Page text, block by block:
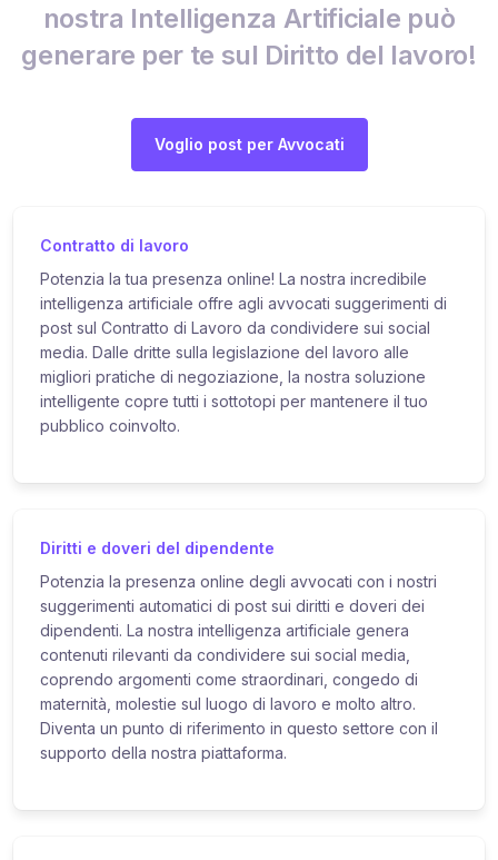
nostra Intelligenza Artificiale può
generare per te sul Diritto del lavoro!
Voglio post per Avvocati
Contratto di lavoro
Potenzia la tua presenza online! La nostra incredibile
intelligenza artificiale offre agli avvocati suggerimenti di
post sul Contratto di Lavoro da condividere sui social
media. Dalle dritte sulla legislazione del lavoro alle
migliori pratiche di negoziazione, la nostra soluzione
intelligente copre tutti i sottotopi per mantenere il tuo
pubblico coinvolto.
Diritti e doveri del dipendente
Potenzia la presenza online degli avvocati con i nostri
suggerimenti automatici di post sui diritti e doveri dei
dipendenti. La nostra intelligenza artificiale genera
contenuti rilevanti da condividere sui social media,
coprendo argomenti come straordinari, congedo di
maternità, molestie sul luogo di lavoro e molto altro.
Diventa un punto di riferimento in questo settore con il
supporto della nostra piattaforma.